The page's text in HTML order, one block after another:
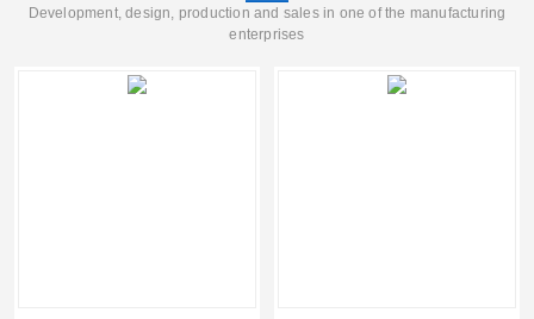
Development, design, production and sales in one of the manufacturing
enterprises